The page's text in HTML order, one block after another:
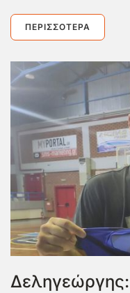
ΠΕΡΙΣΣΌΤΕΡΑ
Δεληγεώργης: